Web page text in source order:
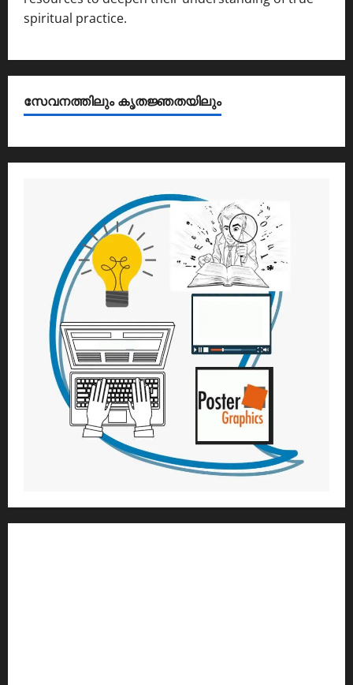
spiritual practice.
സേവനത്തിലും കൃതജ്ഞതയിലും